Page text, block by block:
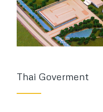
Thai Goverment